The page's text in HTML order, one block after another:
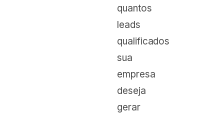
quantos
leads
qualificados
sua
empresa
deseja
gerar